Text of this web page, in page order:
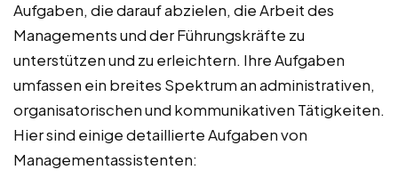
Aufgaben, die darauf abzielen, die Arbeit des
Managements und der Führungskräfte zu
unterstützen und zu erleichtern. Ihre Aufgaben
umfassen ein breites Spektrum an administrativen,
organisatorischen und kommunikativen Tätigkeiten.
Hier sind einige detaillierte Aufgaben von
Managementassistenten: